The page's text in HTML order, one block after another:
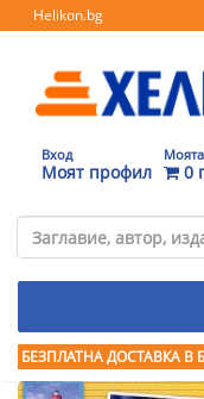
Helikon.bg
Вход
Моят профил 0
БЕЗПЛАТНА ДОСТАВКА В